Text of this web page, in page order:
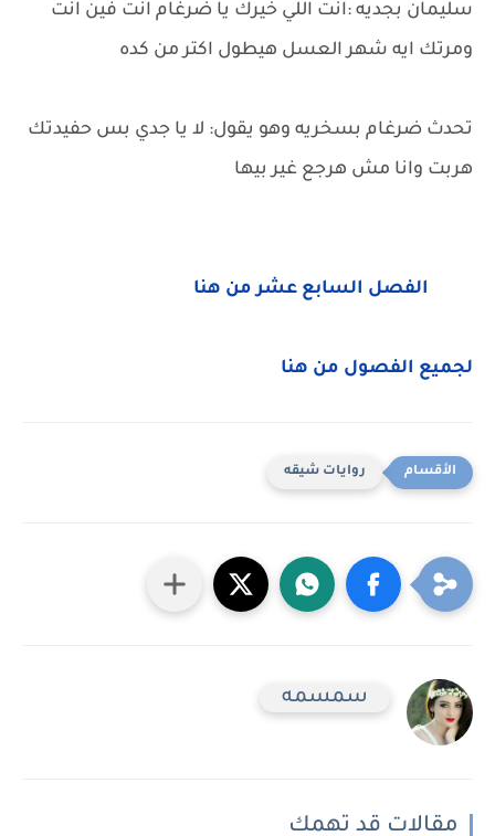
سليمان بجديه :انت اللي خيرك يا ضرغام انت فين انت
ومرتك ايه شهر العسل هيطول اكتر من كده
تحدث ضرغام بسخريه وهو يقول: لا يا جدي بس حفيدتك
هربت وانا مش هرجع غير بيها
الفصل السابع عشر من هنا
لجميع الفصول من هنا
روايات شيقه
سمسمه
مقالات قد تهمك